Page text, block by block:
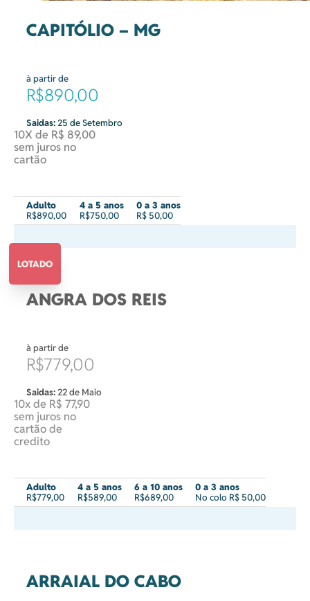
CAPITÓLIO – MG
à partir de
R$890,00
Saidas:25 de Setembro
10X de R$ 89,00
sem juros no
cartão
Adulto
R$890,00
4 a 5 anos
R$750,00
0 a 3 anos
R$ 50,00
LOTADO
ANGRA DOS REIS
à partir de
R$779,00
Saidas:22 de Maio
10x de R$ 77,90
sem juros no
cartão de
credito
Adulto
R$779,00
4 a 5 anos
R$589,00
6 a 10 anos
R$689,00
0 a 3 anos
No colo R$ 50,00
ARRAIAL DO CABO